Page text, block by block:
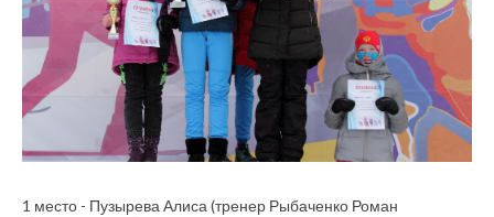
1 место - Пузырева Алиса (тренер Рыбаченко Роман